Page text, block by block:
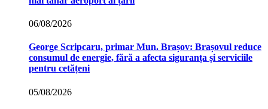
06/08/2026
George Scripcaru, primar Mun. Brașov: Brașovul reduce
consumul de energie, fără a afecta siguranța și serviciile
pentru cetățeni
05/08/2026